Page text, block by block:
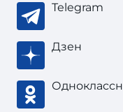
Telegram
Дзен